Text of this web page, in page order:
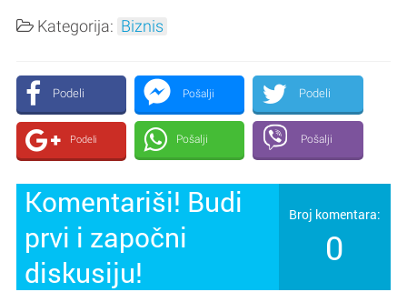
Kategorija: Biznis
Podeli Pošalji Podeli
Podeli Pošalji Pošalji
Komentariši! Budi
prvi i započni
diskusiju!
Broj komentara:
0